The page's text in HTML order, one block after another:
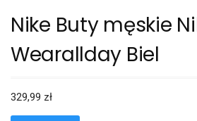
Nike Buty męskie
Wearallday Biel
329,99 zł